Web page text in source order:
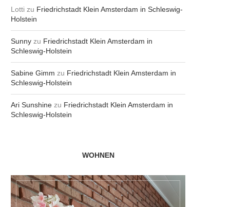
Lotti zu Friedrichstadt Klein Amsterdam in Schleswig-
Holstein
Sunny zu Friedrichstadt Klein Amsterdam in
Schleswig-Holstein
Sabine Gimm zu Friedrichstadt Klein Amsterdam in
Schleswig-Holstein
Ari Sunshine zu Friedrichstadt Klein Amsterdam in
Schleswig-Holstein
WOHNEN